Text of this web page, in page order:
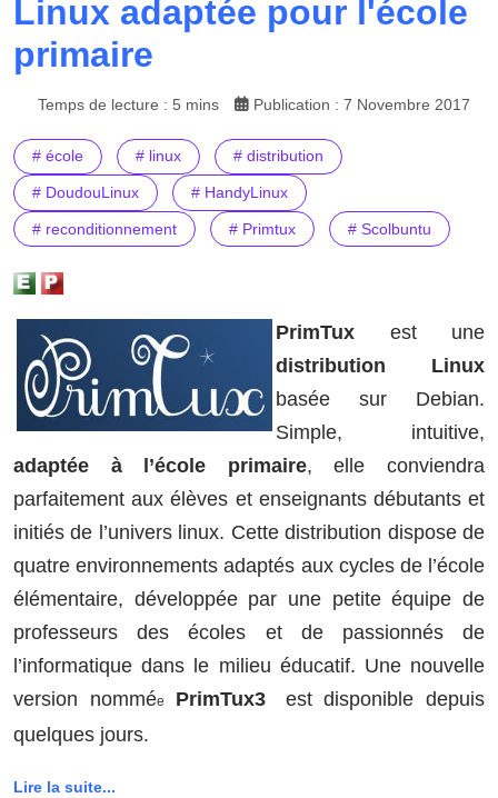
Linux adaptée pour l'école
primaire
Temps de lecture : 5 mins Publication : 7 Novembre 2017
# école # linux # distribution
# DoudouLinux # HandyLinux
# reconditionnement # Primtux # Scolbuntu
PrimTux est une
distribution Linux
basée sur Debian.
Simple, intuitive,
adaptée à l’école primaire, elle conviendra
parfaitement aux élèves et enseignants débutants et
initiés de l’univers linux. Cette distribution dispose de
quatre environnements adaptés aux cycles de l’école
élémentaire, développée par une petite équipe de
professeurs des écoles et de passionnés de
l’informatique dans le milieu éducatif. Une nouvelle
version nommée PrimTux3
est disponible depuis
quelques jours.
Lire la suite...